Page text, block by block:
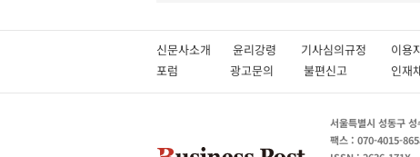
신문사소개 윤리강령 기사심의규정 이
포럼
광고문의 불편신고 인
서울특별시 성동구
팩스 : 070-4015-